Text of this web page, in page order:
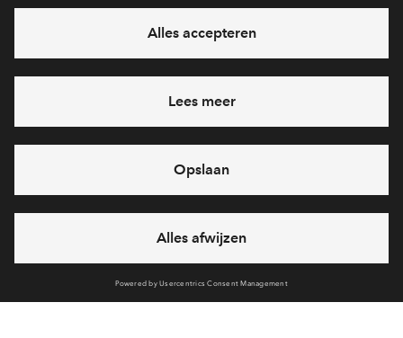
eventuele projecten
Ja, ik wil mij aanmelden
Heb je een vraag en wil je direct antwoord? Bel ons op088 -
712 28 46
6 dagen per week beschikbaar (behalve tijdens
feestdagen)
vandaag van 09:00 - 18:00 uur